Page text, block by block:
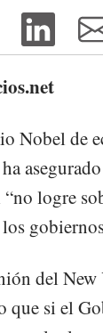
Nobel de
logre
del New
que si el